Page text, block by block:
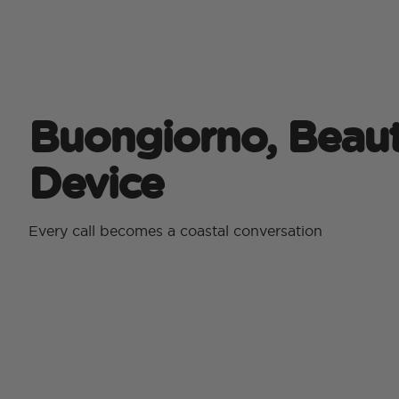
Buongiorno,
Device
Every call becomes a coastal conversation